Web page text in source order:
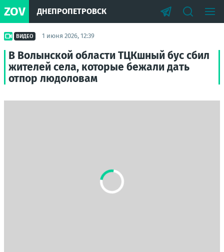
ZOV ДНЕПРОПЕТРОВСК
ВИДЕО 1 июня 2026, 12:39
В Волынской области ТЦКшный бус сбил
жителей села, которые бежали дать
отпор людоловам